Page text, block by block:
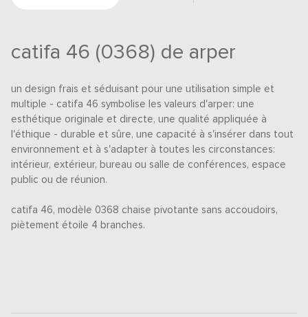
catifa 46 (0368) de arper
un design frais et séduisant pour une utilisation simple et
multiple - catifa 46 symbolise les valeurs d'arper: une
esthétique originale et directe, une qualité appliquée à
l'éthique - durable et sûre, une capacité à s'insérer dans tout
environnement et à s'adapter à toutes les circonstances:
intérieur, extérieur, bureau ou salle de conférences, espace
public ou de réunion.
catifa 46, modèle 0368 chaise pivotante sans accoudoirs,
piètement étoile 4 branches.